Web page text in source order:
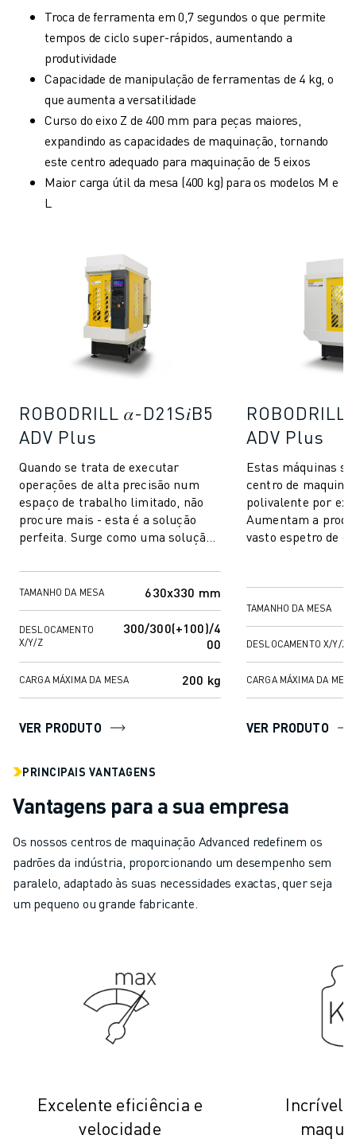
Troca de ferramenta em 0,7 segundos o que permite
tempos de ciclo super-rápidos, aumentando a
produtividade
Capacidade de manipulação de ferramentas de 4 kg, o
que aumenta a versatilidade
Curso do eixo Z de 400 mm para peças maiores,
expandindo as capacidades de maquinação, tornando
este centro adequado para maquinação de 5 eixos
Maior carga útil da mesa (400 kg) para os modelos M e
L
ROBODRILL 𝛼-D21S𝑖B5
ADV Plus
Quando se trata de executar
operações de alta precisão num
espaço de trabalho limitado, não
procure mais - esta é a solução
perfeita. Surge como uma solução
indústrias...
TAMANHO DA MESA 630x330 mm
DESLOCAMENTO
X/Y/Z
300/300(+100)/4
00
CARGA MÁXIMA DA MESA 200 kg
VER PRODUTO
ROBODRILL
ADV Plus
Estas máquinas
centro de
polivalente por
Aumentam a
vasto espetro de
TAMANHO DA MESA
DESLOCAMENTO X/Y/Z
CARGA MÁXIMA DA MESA
VER PRODUTO
PRINCIPAIS VANTAGENS
Vantagens para a sua empresa
Os nossos centros de maquinação Advanced redefinem os
padrões da indústria, proporcionando um desempenho sem
paralelo, adaptado às suas necessidades exactas, quer seja
um pequeno ou grande fabricante.
Excelente eficiência e
velocidade
Incrível